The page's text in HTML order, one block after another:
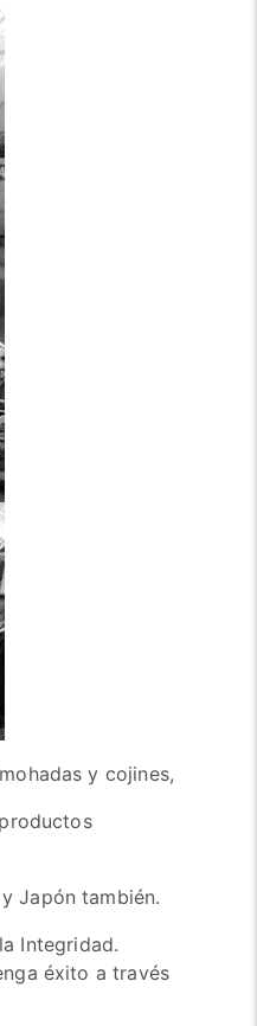
y cojines,
Japón también.
Integridad.
éxito a través